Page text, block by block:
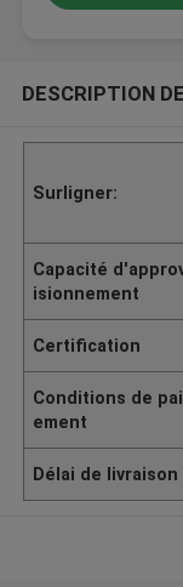
DESCRIPTION
Surligner:
Capacité
isionnement
Certification
Conditions de pai
ement
Délai de livraison